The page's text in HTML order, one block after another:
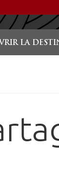
LA